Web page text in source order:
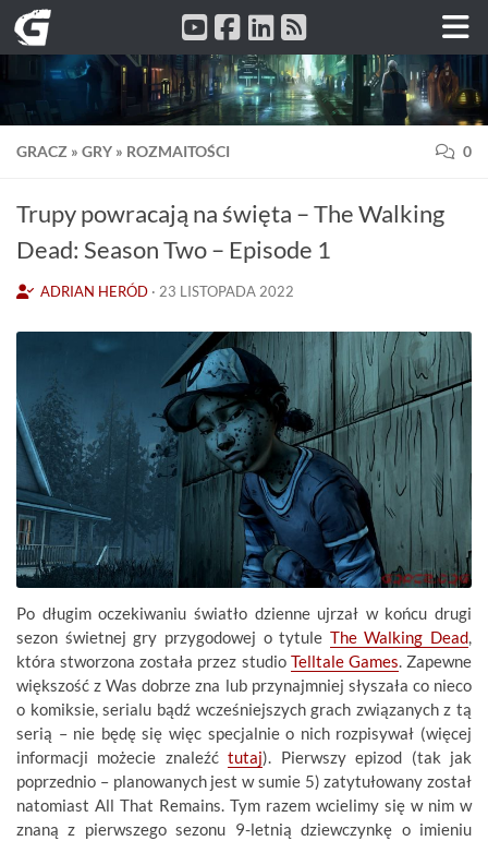
Przeskocz do treści
GRACZ » GRY » ROZMAITOŚCI 0
Trupy powracają na święta – The Walking
Dead: Season Two – Episode 1
ADRIAN HERÓD · 23 LISTOPADA 2022
Po długim oczekiwaniu światło dzienne ujrzał w końcu drugi
sezon świetnej gry przygodowej o tytule The Walking Dead,
która stworzona została przez studio Telltale Games. Zapewne
większość z Was dobrze zna lub przynajmniej słyszała co nieco
o komiksie, serialu bądź wcześniejszych grach związanych z tą
serią – nie będę się więc specjalnie o nich rozpisywał (więcej
informacji możecie znaleźćtutaj). Pierwszy epizod (tak jak
poprzednio – planowanych jest w sumie 5) zatytułowany został
natomiast All That Remains. Tym razem wcielimy się w nim w
znaną z pierwszego sezonu 9-letnią dziewczynkę o imieniu